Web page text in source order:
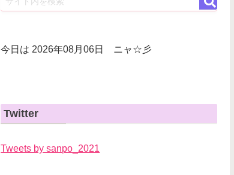
今日は 2026年08月06日 ニャ☆彡
Twitter
Tweets by sanpo_2021